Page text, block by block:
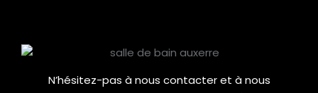
N’hésitez-pas à nous contacter et à nous